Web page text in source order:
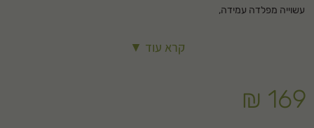
עשוייה מפלדה עמידה,
קרא עוד ▼
₪ 169